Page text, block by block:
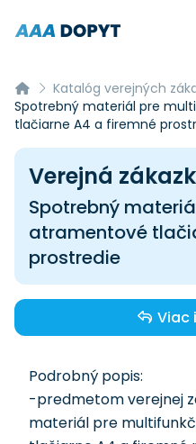
Katalóg verejných
Spotrebný materiál pre
tlačiarne A4 a firemné
Verejná
Spotrebný
atramentové
prostredie
Viac
Podrobný popis:
-predmetom verejnej
materiál pre